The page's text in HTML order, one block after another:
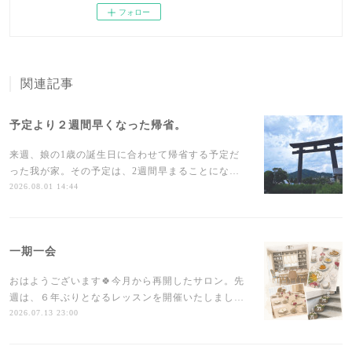
フォロー
関連記事
予定より２週間早くなった帰省。
来週、娘の1歳の誕生日に合わせて帰省する予定だ
った我が家。その予定は、2週間早まることにな…
2026.08.01 14:44
一期一会
おはようございます🍀今月から再開したサロン。先
週は、６年ぶりとなるレッスンを開催いたしまし…
2026.07.13 23:00